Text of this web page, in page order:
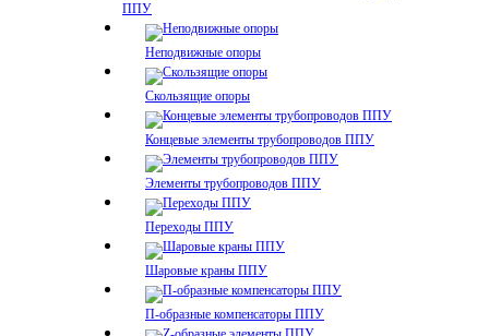
ППУ
Неподвижные опоры
Скользящие опоры
Концевые элементы трубопроводов ППУ
Элементы трубопроводов ППУ
Переходы ППУ
Шаровые краны ППУ
П-образные компенсаторы ППУ